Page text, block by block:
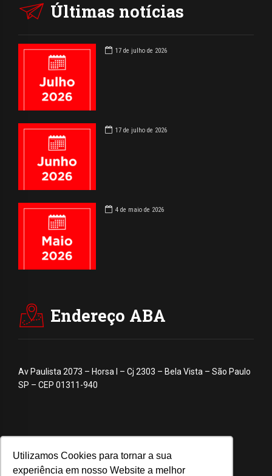
Utilizamos Cookies para tornar a sua
experiência em nosso Website a melhor
Últimas notícias
17 de julho de 2026
17 de julho de 2026
4 de maio de 2026
Endereço ABA
Av Paulista 2073 – Horsa I – Cj 2303 – Bela Vista – São Paulo
SP – CEP 01311-940